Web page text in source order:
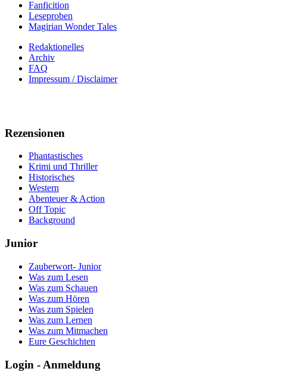
Fanficition
Leseproben
Magirian Wonder Tales
Redaktionelles
Archiv
FAQ
Impressum / Disclaimer
Rezensionen
Phantastisches
Krimi und Thriller
Historisches
Western
Abenteuer & Action
Off Topic
Background
Junior
Zauberwort- Junior
Was zum Lesen
Was zum Schauen
Was zum Hören
Was zum Spielen
Was zum Lernen
Was zum Mitmachen
Eure Geschichten
Login - Anmeldung